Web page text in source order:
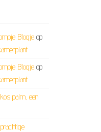
Blogjeop
Blogjeop
palm, een